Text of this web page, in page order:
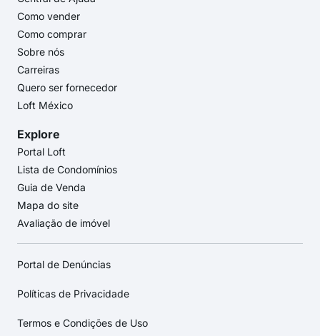
Como vender
Como comprar
Sobre nós
Carreiras
Quero ser fornecedor
Loft México
Explore
Portal Loft
Lista de Condomínios
Guia de Venda
Mapa do site
Avaliação de imóvel
Portal de Denúncias
Políticas de Privacidade
Termos e Condições de Uso